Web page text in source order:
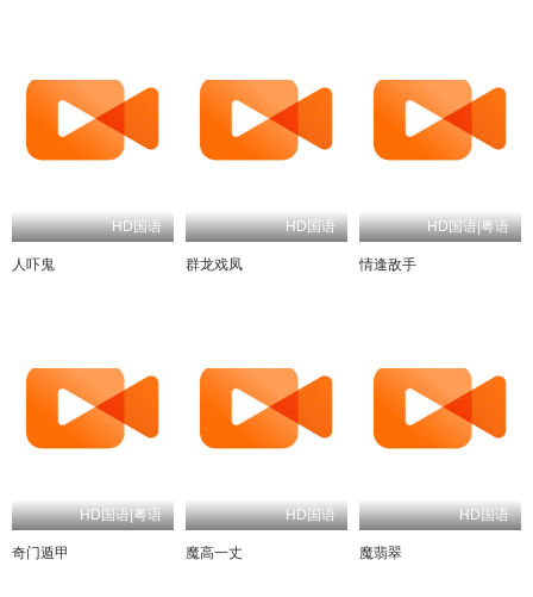
HD国语
人吓鬼
HD国语
群龙戏凤
HD国语|粤语
情逢敌手
HD国语|粤语
奇门遁甲
HD国语
魔高一丈
HD国语
魔翡翠